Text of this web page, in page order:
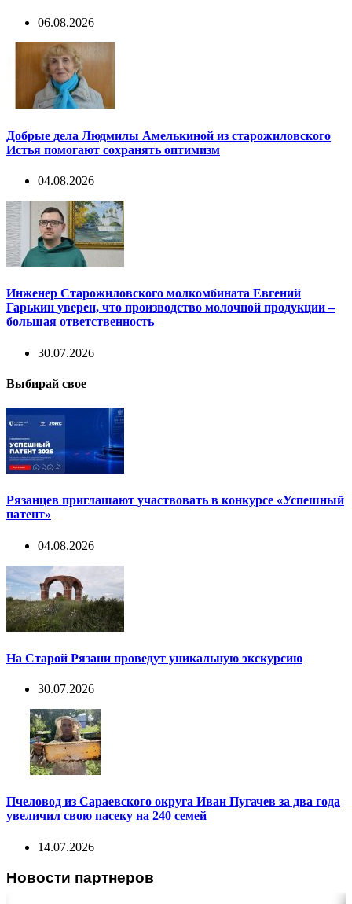
06.08.2026
Добрые дела Людмилы Амелькиной из старожиловского
Истья помогают сохранять оптимизм
04.08.2026
Инженер Старожиловского молкомбината Евгений
Гарькин уверен, что производство молочной продукции –
большая ответственность
30.07.2026
Выбирай свое
Рязанцев приглашают участвовать в конкурсе «Успешный
патент»
04.08.2026
На Старой Рязани проведут уникальную экскурсию
30.07.2026
Пчеловод из Сараевского округа Иван Пугачев за два года
увеличил свою пасеку на 240 семей
14.07.2026
Новости партнеров